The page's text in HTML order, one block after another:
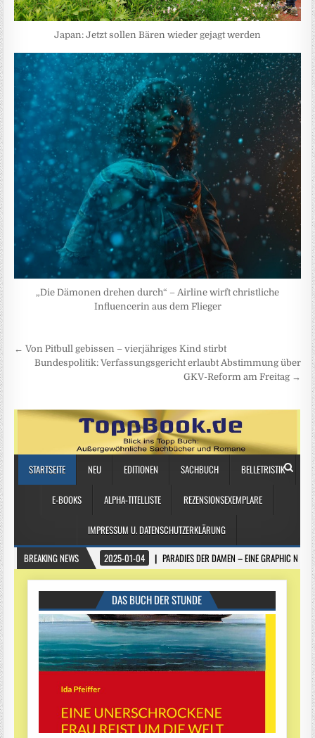
Japan: Jetzt sollen Bären wieder gejagt werden
„Die Dämonen drehen durch“ – Airline wirft christliche
Influencerin aus dem Flieger
Beitragsnavigation
← Von Pitbull gebissen – vierjähriges Kind stirbt
Bundespolitik: Verfassungsgericht erlaubt Abstimmung über
GKV-Reform am Freitag →